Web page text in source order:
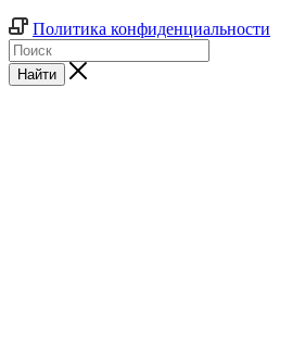
Политика конфиденциальности
Найти